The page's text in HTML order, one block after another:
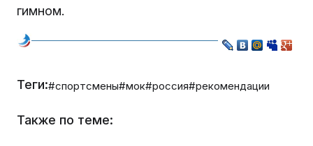
гимном.
Теги:#спортсмены#мок#россия#рекомендации
Также по теме: